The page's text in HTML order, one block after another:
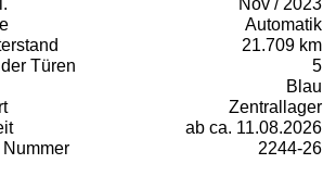
Nov / 2023
Automatik
21.709 km
Türen
5
Blau
Zentrallager
ab ca. 11.08.2026
2244-26